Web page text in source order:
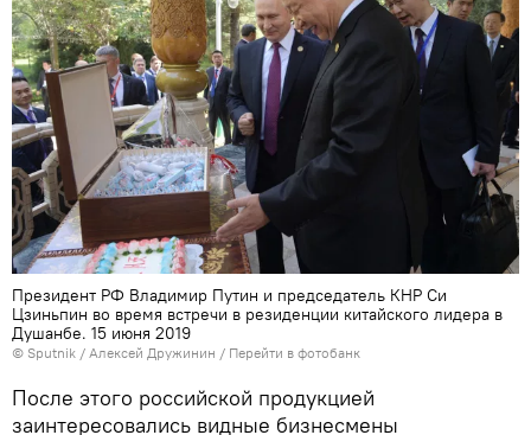
Президент РФ Владимир Путин и председатель КНР Си
Цзиньпин во время встречи в резиденции китайского лидера в
Душанбе. 15 июня 2019
© Sputnik / Алексей Дружинин / Перейти в фотобанк
После этого российской продукцией
заинтересовались видные бизнесмены